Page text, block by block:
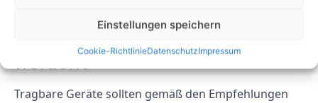
Einstellungen speichern
Cookie-RichtlinieDatenschutzImpressum
1. Wie oft sollten tragbare
Geräte getestet und inspiziert
werden?
Tragbare Geräte sollten gemäß den Empfehlungen